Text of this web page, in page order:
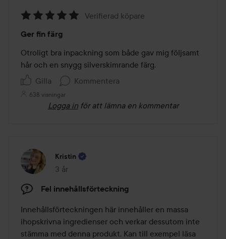
5
av
5
Verifierad köpare
Ger fin färg
Otroligt bra inpackning som både gav mig följsamt
hår och en snygg silverskimrande färg.
Gilla
Kommentera
638 visningar
Logga in för att lämna en kommentar
Kristin
3 år
Inlägget skapades 3 år
Fel innehållsförteckning
Innehållsförteckningen här innehåller en massa
ihopskrivna ingredienser och verkar dessutom inte
stämma med denna produkt. Kan till exempel läsa